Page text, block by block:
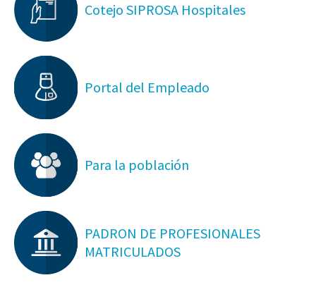
Cotejo SIPROSA Hospitales
Portal del Empleado
Para la población
PADRON DE PROFESIONALES
MATRICULADOS